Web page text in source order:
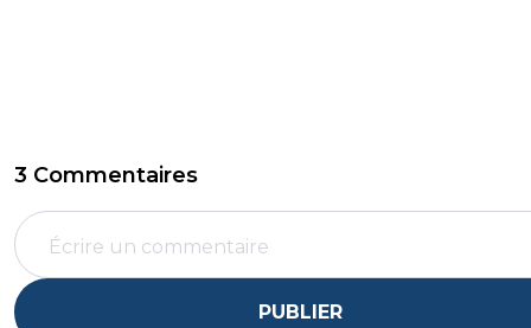
3 Commentaires
PUBLIER